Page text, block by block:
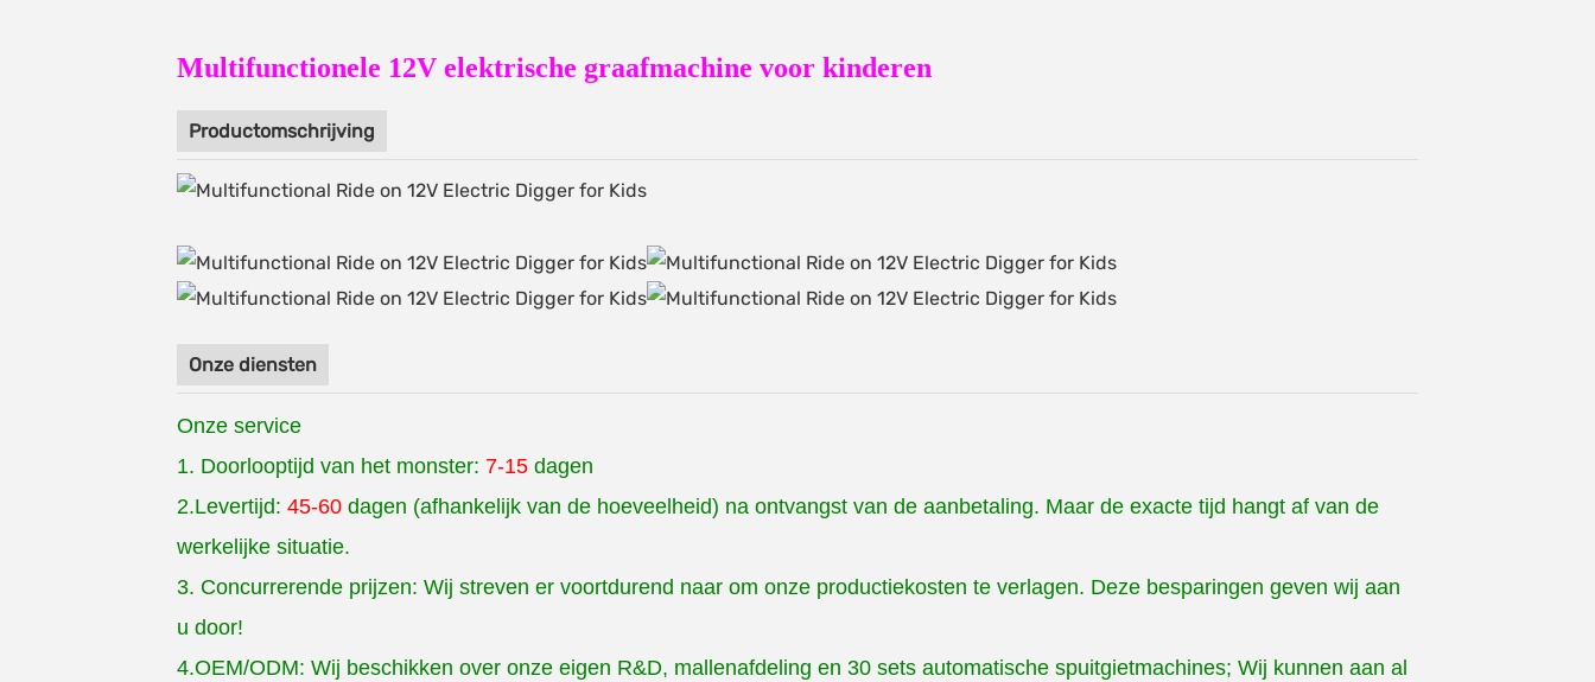
Multifunctionele 12V elektrische graafmachine voor kinderen
Productomschrijving
Onze diensten
Onze service
1. Doorlooptijd van het monster: 7-15dagen
2.Levertijd:45-60dagen (afhankelijk van de hoeveelheid) na ontvangst van de aanbetaling. Maar de exacte tijd hangt af van de
werkelijke situatie.
3. Concurrerende prijzen: Wij streven er voortdurend naar om onze productiekosten te verlagen. Deze besparingen geven wij aan
u door!
4.OEM/ODM: Wij beschikken over onze eigen R&D, mallenafdeling en 30 sets automatische spuitgietmachines; Wij kunnen aan al